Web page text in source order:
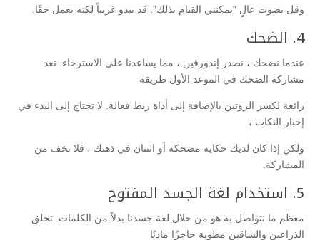
وقل بصوت عالٍ “يمكنني القيام بذلك”. قد يبدو غريباً لكنه يعمل حقًا.
4. الضحك
عندما نضحك ، نصدر إندورفين ، مما يساعدنا على الاسترخاء. تعد
مشاركة الضحك في الموعد الأول طريقة
رائعة لكسر الروتين بالإضافة إلى أداة ربط فعالة. لا تحتاج إلى البدء في
إخبار النكات ،
ولكن إذا كان لديك حكاية مضحكة أو اثنتان في ذهنك ، فلا تخف من
المشاركة.
5. استخدام لغة الجسد المفتوح
معظم ما نتواصل به هو من خلال لغة جسدنا بدلاً من الكلمات. تخلق
الذراعين والساقين مطوية حاجزًا ماديًا